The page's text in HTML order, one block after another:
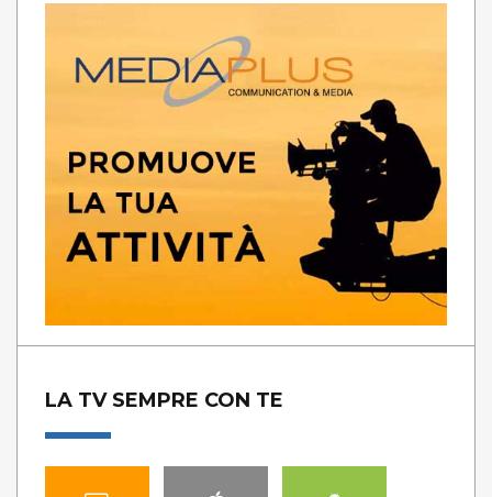
LA TV SEMPRE CON TE